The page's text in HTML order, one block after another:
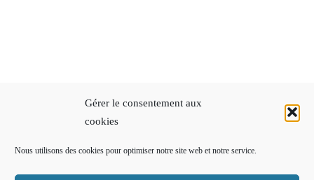
Gérer le consentement aux
cookies
Nous utilisons des cookies pour optimiser notre site web et notre service.